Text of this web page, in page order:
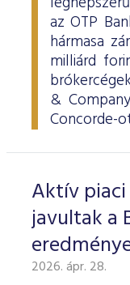
az OTP
hármasa
milliárd
&
Concorde-
Aktív
javultak a
2026. ápr. 28.